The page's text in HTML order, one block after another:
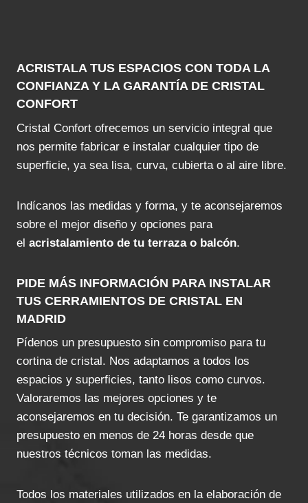
ACRISTALA TUS ESPACIOS CON TODA LA
CONFIANZA Y LA GARANTÍA DE CRISTAL
CONFORT
Cristal Confort ofrecemos un servicio integral que
nos permite fabricar e instalar cualquier tipo de
superficie, ya sea lisa, curva, cubierta o al aire libre.
Indícanos las medidas y forma, y te aconsejaremos
sobre el mejor diseño y opciones para
el acristalamiento de tu terraza o balcón.
PIDE MÁS INFORMACIÓN PARA INSTALAR
TUS CERRAMIENTOS DE CRISTAL EN
MADRID
Pídenos un presupuesto sin compromiso para tu
cortina de cristal. Nos adaptamos a todos los
espacios y superficies, tanto lisos como curvos.
Valoraremos las mejores opciones y te
aconsejaremos en tu decisión. Te garantizamos un
presupuesto en menos de 24 horas desde que
nuestros técnicos toman las medidas.
Todos los materiales utilizados en la elaboración de